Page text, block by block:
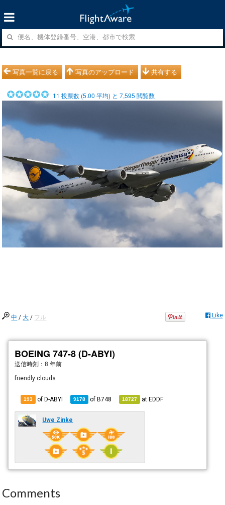
写真一覧に戻る 写真のアップロード 共有する
11 投票数 (5.00 平均) と7,595 閲覧数
中 /大 / フル Like
BOEING 747-8 (D-ABYI)
送信時刻： 8 年前
friendly clouds
193 of D-ABYI 9178 ofB748 18727 atEDDF
Uwe Zinke
Comments